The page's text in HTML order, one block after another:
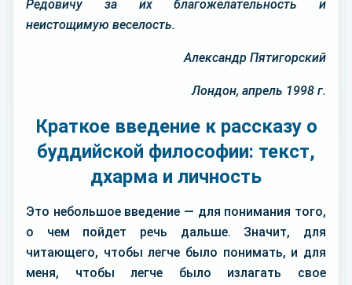
Редовичу за их благожелательность и
неистощимую веселость.
Александр Пятигорский
Лондон, апрель 1998 г.
Краткое введение к рассказу о
буддийской философии: текст,
дхарма и личность
Это небольшое введение — для понимания того,
о чем пойдет речь дальше. Значит, для
читающего, чтобы легче было понимать, и для
меня, чтобы легче было излагать свое